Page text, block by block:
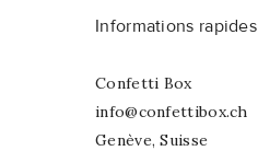
Informations rapides
Confetti Box
info@confettibox.ch
Genève, Suisse